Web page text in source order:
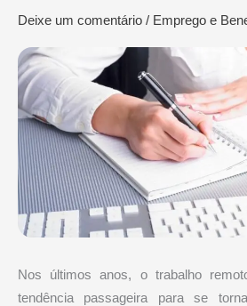
Deixe um comentário / Emprego e
Nos últimos anos, o trabalho
tendência passageira para se